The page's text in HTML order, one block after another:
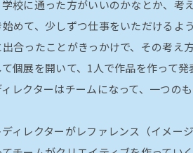
校に通った方がいいのかなとか、考
めて、少しずつ仕事をいただけるよ
合ったことがきっかけで、その考え
個展を開いて、1人で作品を作って
レクターはチームになって、一つのも
ィレクターがレファレンス（イメー